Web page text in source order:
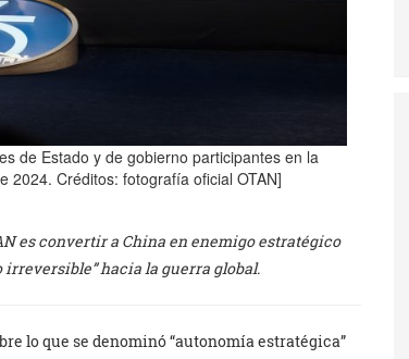
de Estado y de gobierno participantes en la
2024. Créditos: fotografía oficial OTAN]
es convertir a China en enemigo estratégico
hacia la guerra global.
lo que se denominó “autonomía estratégica”